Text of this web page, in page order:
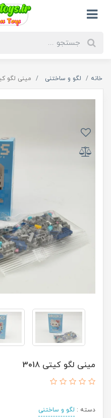
خانه لگو و ساختنی مینی لگو کیتی
مینی لگو کیتی 3018
دسته : لگو و ساختنی